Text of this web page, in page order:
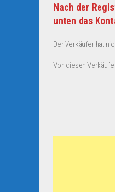
Nach der
unten das
Der Verkäufer hat
Von diesen